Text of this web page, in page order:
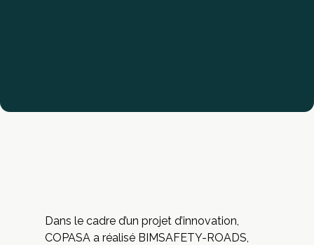
Dans le cadre d’un projet d’innovation,
COPASA a réalisé BIMSAFETY-ROADS,